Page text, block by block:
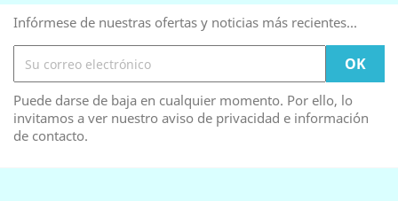
Infórmese de nuestras ofertas y noticias más recientes...
Puede darse de baja en cualquier momento. Por ello, lo
invitamos a ver nuestro aviso de privacidad e información
de contacto.